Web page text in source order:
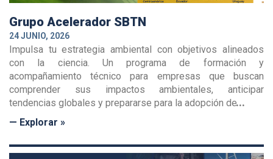
Grupo Acelerador SBTN
24 JUNIO, 2026
Impulsa tu estrategia ambiental con objetivos alineados
con la ciencia. Un programa de formación y
acompañamiento técnico para empresas que buscan
comprender sus impactos ambientales, anticipar
tendencias globales y prepararse para la adopción de
— Explorar »